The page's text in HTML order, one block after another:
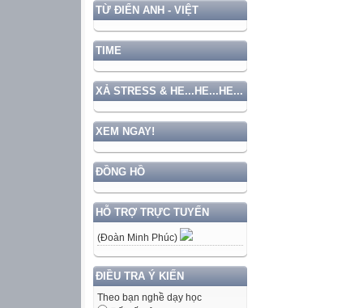
TỪ ĐIỂN ANH - VIỆT
TIME
XẢ STRESS & HE...HE...HE...
XEM NGAY!
ĐỒNG HỒ
HỖ TRỢ TRỰC TUYẾN
(Đoàn Minh Phúc)
ĐIỀU TRA Ý KIẾN
Theo bạn nghề dạy học